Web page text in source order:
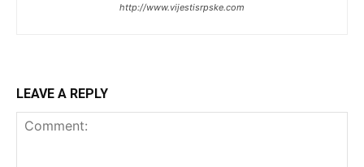
http://www.vijestisrpske.com
LEAVE A REPLY